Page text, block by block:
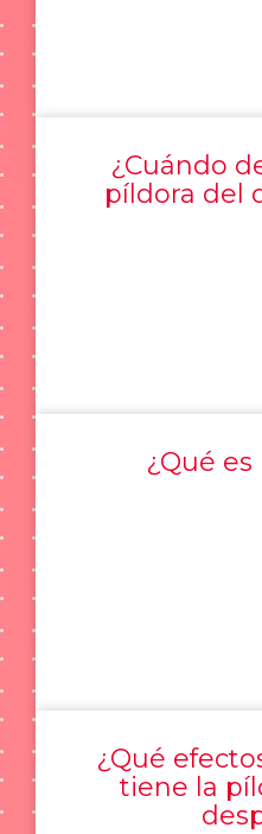
¿Cuándo
píldora del
¿Qué
¿Qué
tiene la